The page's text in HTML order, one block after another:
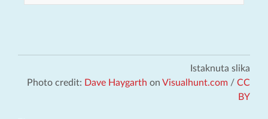
Istaknuta slika
Photo credit: Dave Haygarth on Visualhunt.com / CC
BY